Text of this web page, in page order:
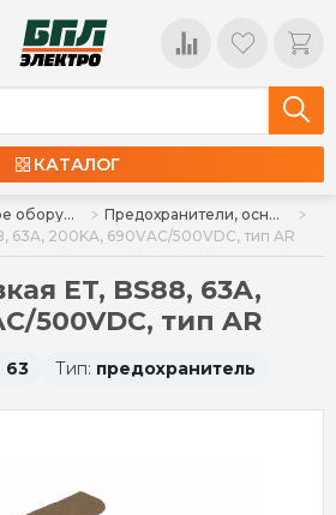
КАТАЛОГ
Низковольтное оборудование
Предохранители, основания предохранителей
63A, 200KA, 690VAC/500VDC, тип AR
ET, BS88, 63A,
500VDC, тип AR
63 Тип: предохранитель